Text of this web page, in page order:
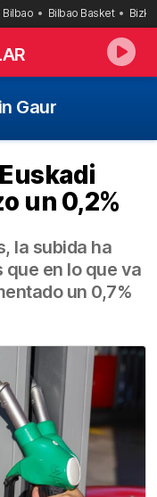
Bilbao Bilbao Basket
Gaur
un 0,2%
la subida ha
que en lo que va
un 0,7%